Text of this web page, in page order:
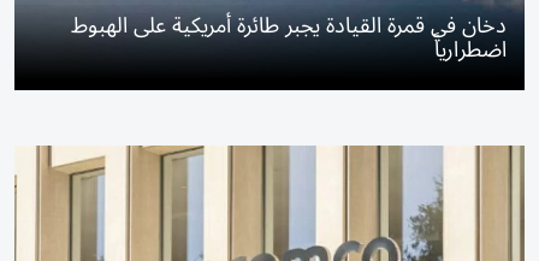
دخان في قمرة القيادة يجبر طائرة أمريكية على الهبوط
اضطرارياً